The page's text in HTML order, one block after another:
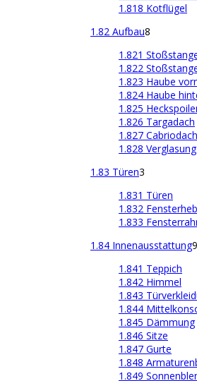
1.818 Kotflügel
1.82 Aufbau8
1.821
1.822
1.823 Haube
1.824 Haube
1.825
1.826 Targadach
1.827 Cabriodach
1.828 Verglasung
1.83 Türen3
1.831 Türen
1.832
1.833
1.84 Innenausstattung9
1.841 Teppich
1.842 Himmel
1.843
1.844
1.845 Dämmung
1.846 Sitze
1.847 Gurte
1.848
1.849